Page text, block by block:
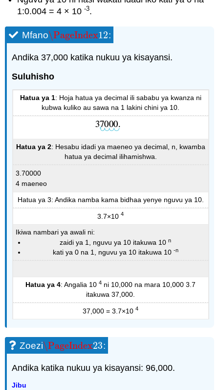
1:0.004 = 4 × 10-3.
Mfano\PageIndex12
\PageIndex12:
Andika 37,000 katika nukuu ya kisayansi.
Suluhisho
Hatua ya 1: Hoja hatua ya decimal ili sababu ya kwanza ni
kubwa kuliko au sawa na 1 lakini chini ya 10.
Hatua ya 2: Hesabu idadi ya maeneo ya decimal, n, kwamba
hatua ya decimal ilihamishwa.
3.70000
4 maeneo
Hatua ya 3: Andika namba kama bidhaa yenye nguvu ya 10.
3.7×10 4
Ikiwa nambari ya awali ni:
zaidi ya 1, nguvu ya 10 itakuwa 10n
kati ya 0 na 1, nguvu ya 10 itakuwa 10 -n
Hatua ya 4: Angalia 10 4 ni 10,000 na mara 10,000 3.7
itakuwa 37,000.
37,000 = 3.7×10 4
Zoezi\PageIndex23
\PageIndex23:
Andika katika nukuu ya kisayansi: 96,000.
Jibu